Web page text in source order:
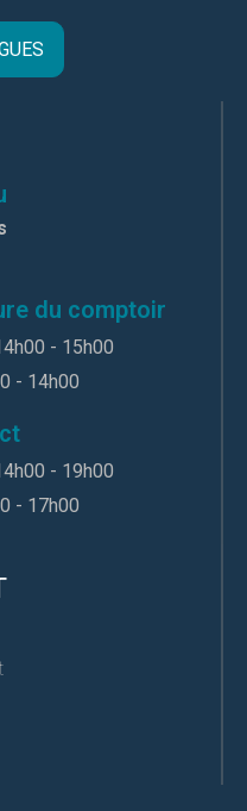
du comptoir
- 15h00
- 14h00
- 19h00
- 17h00